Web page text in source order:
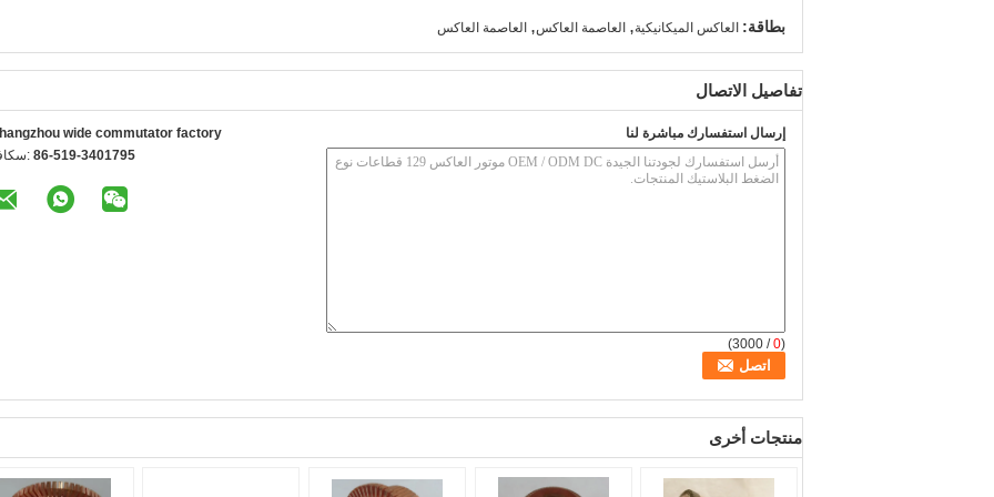
بطاقة: العاكس الميكانيكية, العاصمة العاكس, العاصمة العاكس
تفاصيل الاتصال
wide commutator factory
86-519-3401795
إرسال استفسارك مباشرة لنا
(
0
/ 3000)
منتجات أخرى